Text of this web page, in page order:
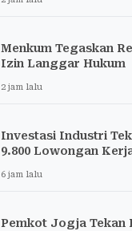
Menkum Tegaskan
Izin Langgar Hukum
2 jam lalu
Investasi Industri
9.800 Lowongan
6 jam lalu
Pemkot Jogja Tekan